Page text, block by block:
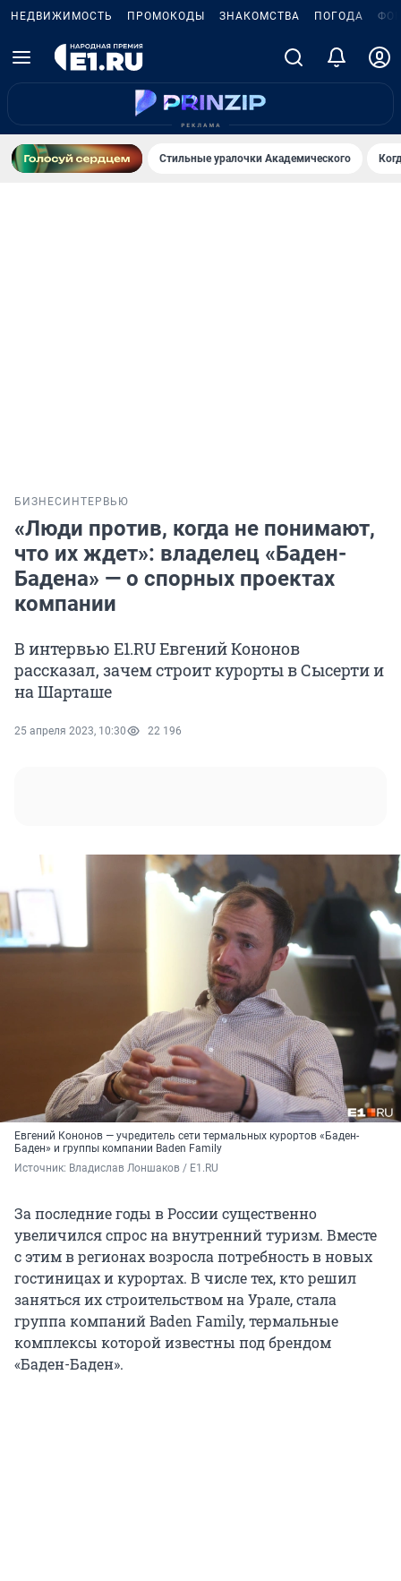
НЕДВИЖИМОСТЬ ПРОМОКОДЫ ЗНАКОМСТВА ПОГОДА
Стильные уралочки Академического
БИЗНЕС ИНТЕРВЬЮ
«Люди против, когда не понимают,
что их ждет»: владелец «Баден-
Бадена» — о спорных проектах
компании
В интервью E1.RU Евгений Кононов
рассказал, зачем строит курорты в Сысерти и
на Шарташе
25 апреля 2023, 10:30 22 196
Евгений Кононов — учредитель сети термальных курортов «Баден-
Баден» и группы компании Baden Family
Источник: Владислав Лоншаков / E1.RU
За последние годы в России существенно
увеличился спрос на внутренний туризм. Вместе
с этим в регионах возросла потребность в новых
гостиницах и курортах. В числе тех, кто решил
заняться их строительством на Урале, стала
группа компаний Baden Family, термальные
комплексы которой известны под брендом
«Баден-Баден».